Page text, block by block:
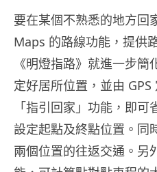
要在某個不熟悉的地方回
Maps 的路線功能，提供
《明燈指路》就進一步
定好居所位置，並由
「指引回家」功能，即
設定起點及終點位置。同
兩個位置的往返交通。另